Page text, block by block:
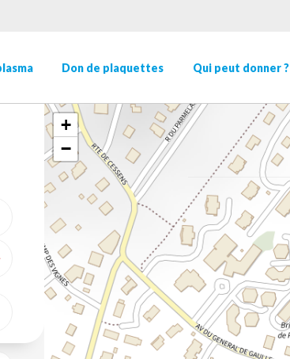
Don de plaquettes Qui peut donner ?
GÉOLOCALISER
+
−